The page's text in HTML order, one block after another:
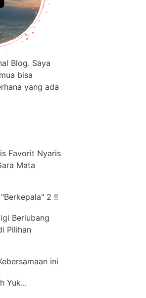
Blog. Saya
bisa
yang ada
Favorit Nyaris
Mata
2 !!
Berlubang
Pilihan
ini
Yuk...